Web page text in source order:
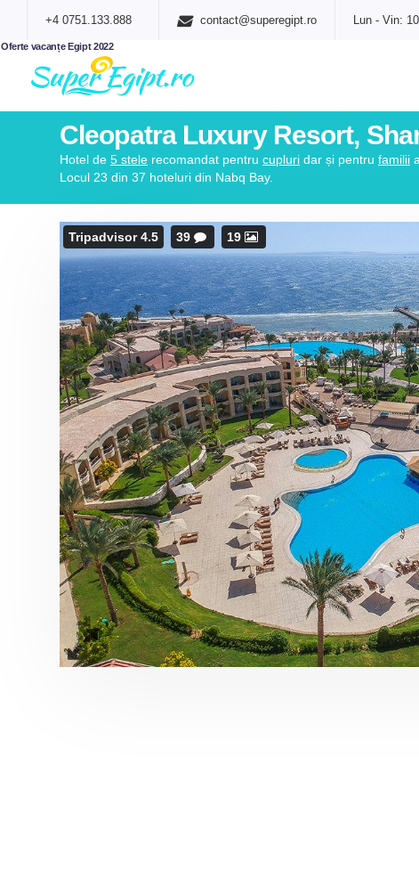
+4 0751.133.888 contact@superegipt.ro Lun - Vin:
Oferte vacanțe Egipt 2022
Cleopatra Luxury Resort,
Hotel de 5 stele recomandat pentru cupluri dar și pentru familii
Locul 23 din 37 hoteluri din Nabq Bay.
Tripadvisor 4.5 39 19